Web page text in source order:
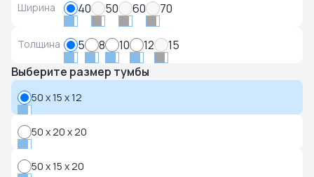
Ширина 40 50 60 70
Толщина 5 8 10 12
15
Выберите размер тумбы
50 x 15 x 12
50 x 20 x 20
50 x 15 x 20